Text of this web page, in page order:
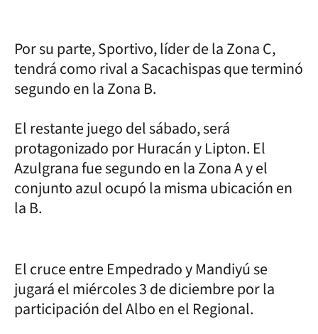
Por su parte, Sportivo, líder de la Zona C,
tendrá como rival a Sacachispas que terminó
segundo en la Zona B.
El restante juego del sábado, será
protagonizado por Huracán y Lipton. El
Azulgrana fue segundo en la Zona A y el
conjunto azul ocupó la misma ubicación en
la B.
El cruce entre Empedrado y Mandiyú se
jugará el miércoles 3 de diciembre por la
participación del Albo en el Regional.